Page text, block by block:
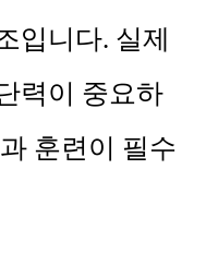
입니다. 실제
력이 중요하
훈련이 필수